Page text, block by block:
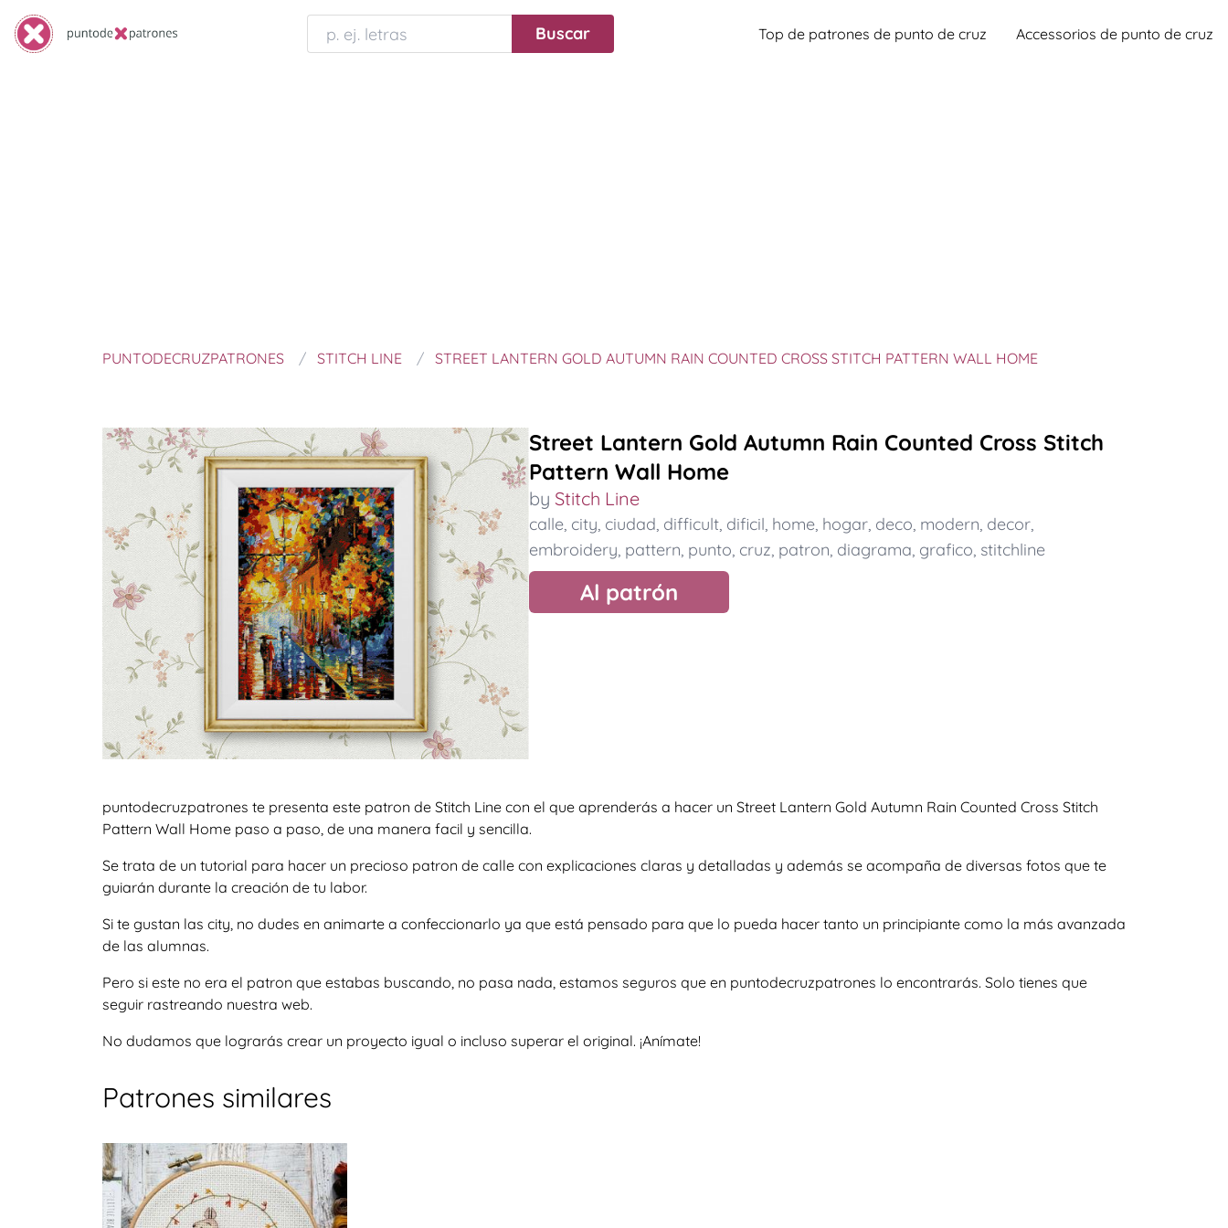
Top de patrones de punto de cruz Accessorios de punto de cruz
PUNTODECRUZPATRONES STITCH LINE STREET LANTERN GOLD AUTUMN RAIN COUNTED CROSS STITCH PATTERN WALL HOME
Street Lantern Gold Autumn Rain Counted Cross Stitch
Pattern Wall Home
by Stitch Line
calle, city, ciudad, difficult, dificil, home, hogar, deco, modern, decor,
embroidery, pattern, punto, cruz, patron, diagrama, grafico, stitchline
Al patrón
puntodecruzpatrones te presenta este patron de Stitch Line con el que aprenderás a hacer un Street Lantern Gold Autumn Rain Counted Cross Stitch
Pattern Wall Home paso a paso, de una manera facil y sencilla.
Se trata de un tutorial para hacer un precioso patron de calle con explicaciones claras y detalladas y además se acompaña de diversas fotos que te
guiarán durante la creación de tu labor.
Si te gustan las city, no dudes en animarte a confeccionarlo ya que está pensado para que lo pueda hacer tanto un principiante como la más avanzada
de las alumnas.
Pero si este no era el patron que estabas buscando, no pasa nada, estamos seguros que en puntodecruzpatrones lo encontrarás. Solo tienes que
seguir rastreando nuestra web.
No dudamos que lograrás crear un proyecto igual o incluso superar el original. ¡Anímate!
Patrones similares